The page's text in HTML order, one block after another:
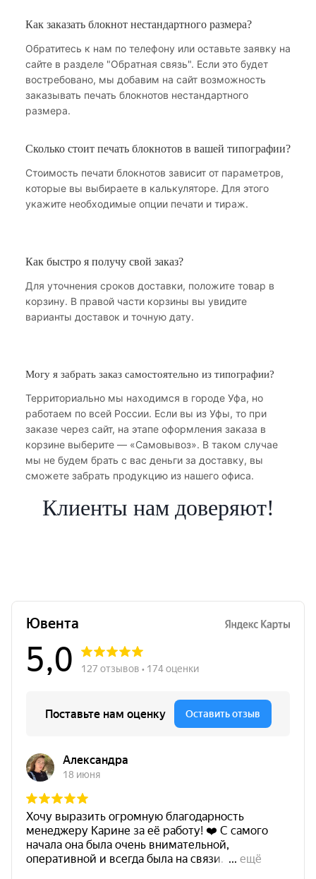
Как заказать блокнот нестандартного размера?
Обратитесь к нам по телефону или оставьте заявку на
сайте в разделе "Обратная связь". Если это будет
востребовано, мы добавим на сайт возможность
заказывать печать блокнотов нестандартного
размера.
Сколько стоит печать блокнотов в вашей типографии?
Стоимость печати блокнотов зависит от параметров,
которые вы выбираете в калькуляторе. Для этого
укажите необходимые опции печати и тираж.
Как быстро я получу свой заказ?
Для уточнения сроков доставки, положите товар в
корзину. В правой части корзины вы увидите
варианты доставок и точную дату.
Могу я забрать заказ самостоятельно из типографии?
Территориально мы находимся в городе Уфа, но
работаем по всей России. Если вы из Уфы, то при
заказе через сайт, на этапе оформления заказа в
корзине выберите — «Самовывоз». В таком случае
мы не будем брать с вас деньги за доставку, вы
сможете забрать продукцию из нашего офиса.
Клиенты нам доверяют!